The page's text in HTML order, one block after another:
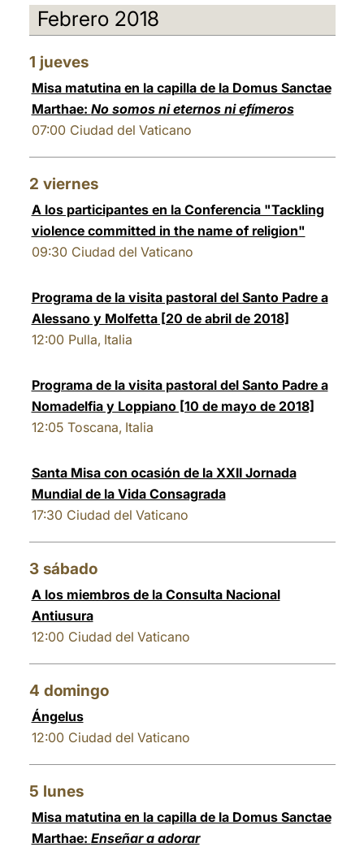
Febrero 2018
1 jueves
Misa matutina en la capilla de la Domus Sanctae
Marthae: No somos ni eternos ni efímeros
07:00 Ciudad del Vaticano
2 viernes
A los participantes en la Conferencia "Tackling
violence committed in the name of religion"
09:30 Ciudad del Vaticano
Programa de la visita pastoral del Santo Padre a
Alessano y Molfetta [20 de abril de 2018]
12:00 Pulla, Italia
Programa de la visita pastoral del Santo Padre a
Nomadelfia y Loppiano [10 de mayo de 2018]
12:05 Toscana, Italia
Santa Misa con ocasión de la XXII Jornada
Mundial de la Vida Consagrada
17:30 Ciudad del Vaticano
3 sábado
A los miembros de la Consulta Nacional
Antiusura
12:00 Ciudad del Vaticano
4 domingo
Ángelus
12:00 Ciudad del Vaticano
5 lunes
Misa matutina en la capilla de la Domus Sanctae
Marthae: Enseñar a adorar